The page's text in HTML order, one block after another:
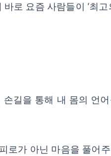
로 요즘 사람들이 ‘최
길을 통해 내 몸의 언
로가 아닌 마음을 풀어